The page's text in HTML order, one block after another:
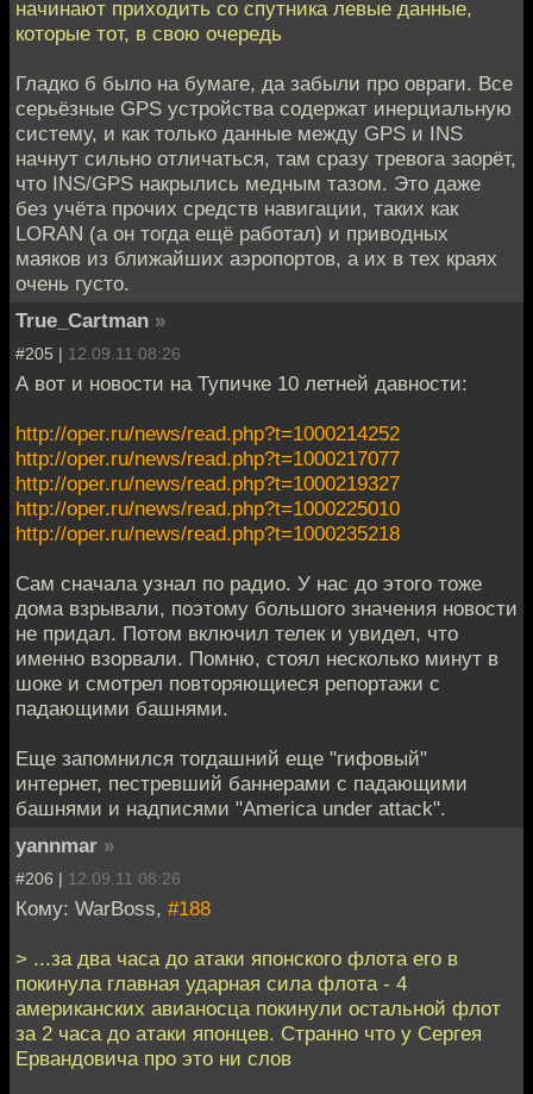
начинают приходить со спутника левые данные,
которые тот, в свою очередь
Гладко б было на бумаге, да забыли про овраги. Все
серьёзные GPS устройства содержат инерциальную
систему, и как только данные между GPS и INS
начнут сильно отличаться, там сразу тревога заорёт,
что INS/GPS накрылись медным тазом. Это даже
без учёта прочих средств навигации, таких как
LORAN (а он тогда ещё работал) и приводных
маяков из ближайших аэропортов, а их в тех краях
очень густо.
True_Cartman »
#205 | 12.09.11 08:26
А вот и новости на Тупичке 10 летней давности:
http://oper.ru/news/read.php?t=1000214252
http://oper.ru/news/read.php?t=1000217077
http://oper.ru/news/read.php?t=1000219327
http://oper.ru/news/read.php?t=1000225010
http://oper.ru/news/read.php?t=1000235218
Сам сначала узнал по радио. У нас до этого тоже
дома взрывали, поэтому большого значения новости
не придал. Потом включил телек и увидел, что
именно взорвали. Помню, стоял несколько минут в
шоке и смотрел повторяющиеся репортажи с
падающими башнями.
Еще запомнился тогдашний еще "гифовый"
интернет, пестревший баннерами с падающими
башнями и надписями "America under attack".
yannmar »
#206 | 12.09.11 08:26
Кому: WarBoss, #188
> ...за два часа до атаки японского флота его в
покинула главная ударная сила флота - 4
американских авианосца покинули остальной флот
за 2 часа до атаки японцев. Странно что у Сергея
Ервандовича про это ни слов